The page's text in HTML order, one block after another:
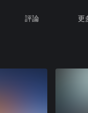
評論 更